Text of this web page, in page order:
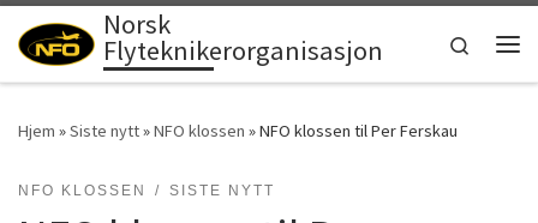
Skip to content
Norsk
Flyteknikerorganisasjon
Search
Hjem »Siste nytt»NFO klossen »NFO klossen til Per Ferskau
NFO KLOSSEN SISTE NYTT